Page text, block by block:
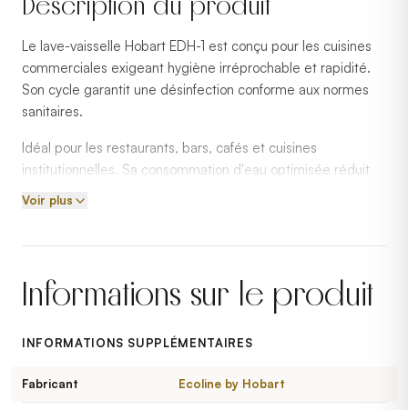
Le lave-vaisselle Hobart EDH-1 est conçu pour les cuisines
commerciales exigeant hygiène irréprochable et rapidité.
Son cycle garantit une désinfection conforme aux normes
sanitaires.
Idéal pour les restaurants, bars, cafés et cuisines
institutionnelles. Sa consommation d'eau optimisée réduit
les coûts d'exploitation.
commercial.
Voir plus
Informations sur le produit
INFORMATIONS SUPPLÉMENTAIRES
Fabricant Ecoline by Hobart